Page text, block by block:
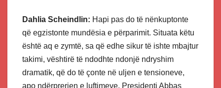
Dahlia Scheindlin: Hapi pas do të nënkuptonte
që egzistonte mundësia e përparimit. Situata këtu
është aq e zymtë, sa që edhe sikur të ishte mbajtur
takimi, vështirë të ndodhte ndonjë ndryshim
dramatik, që do të çonte në uljen e tensioneve,
apo ndërprerjen e luftimeve. Presidenti Abbas